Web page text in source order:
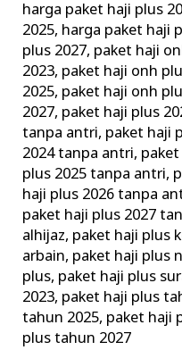
harga paket haji plus
2025, harga paket haji
plus 2027, paket haji
2023, paket haji onh
2025, paket haji onh
2027, paket haji plus
tanpa antri, paket haji
2024 tanpa antri,
plus 2025 tanpa antri,
haji plus 2026 tanpa
paket haji plus 2027
alhijaz, paket haji plus
arbain, paket haji plus
plus, paket haji plus
2023, paket haji plus
tahun 2025, paket haji
plus tahun 2027